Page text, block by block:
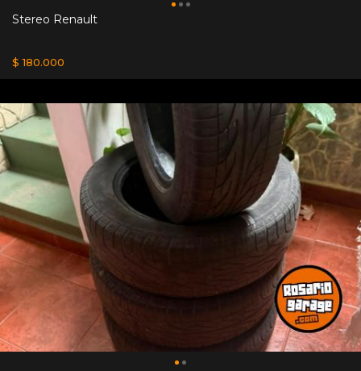
Stereo Renault
$ 180.000